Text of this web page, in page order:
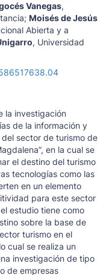
Vanegas,
; Moisés de Jesús
Abierta y a
, Universidad
la investigación
de la información y
sector de turismo de
en la cual se
el destino del turismo
tecnologías como las
en un elemento
para este sector
estudio tiene como
sobre la base de
turismo en el
cual se realiza un
investigación de tipo
de empresas